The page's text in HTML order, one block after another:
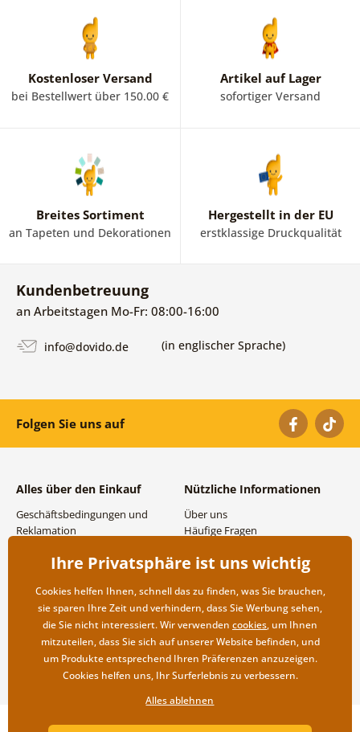
Kostenloser Versand
bei Bestellwert über 150.00 €
Artikel auf Lager
sofortiger Versand
Breites Sortiment
an Tapeten und Dekorationen
Hergestellt in der EU
erstklassige Druckqualität
Kundenbetreuung
an Arbeitstagen Mo-Fr: 08:00-16:00
info@dovido.de (in englischer Sprache)
Folgen Sie uns auf
Alles über den Einkauf
Geschäftsbedingungen und
Reklamation
Versand- und
Rücksendung der Ware
Nützliche Informationen
Über uns
Häufige Fragen
Großhandel und
Copyright ©2019 © Dovido.de.
Ihre Privatsphäre ist uns wichtig
Cookies helfen Ihnen, schnell das zu finden, was Sie brauchen,
sie sparen Ihre Zeit und verhindern, dass Sie Werbung sehen,
die Sie nicht interessiert. Wir verwenden cookies, um Ihnen
mitzuteilen, dass Sie sich auf unserer Website befinden, und
um Produkte entsprechend Ihren Präferenzen anzuzeigen.
Cookies helfen uns, Ihr Surferlebnis zu verbessern.
Alles ablehnen